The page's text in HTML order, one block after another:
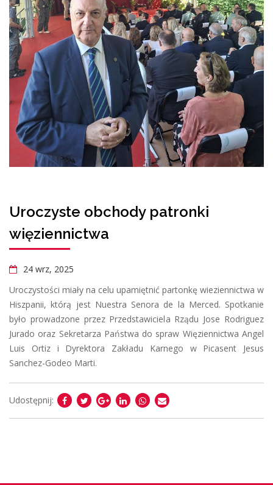
Uroczyste obchody patronki
więziennictwa
24 wrz, 2025
Uroczystości miały na celu upamiętnić partonkę wieziennictwa w
Hiszpanii, którą jest Nuestra Senora de la Merced. Spotkanie
było prowadzone przez Przedstawiciela Rządu Jose Rodriguez
Jurado oraz Sekretarza Państwa do spraw Więziennictwa Angel
Luis Ortiz i Dyrektora Zakładu Karnego w Picasent Jesus
Sanchez-Godeo Marti.
Udostępnij: